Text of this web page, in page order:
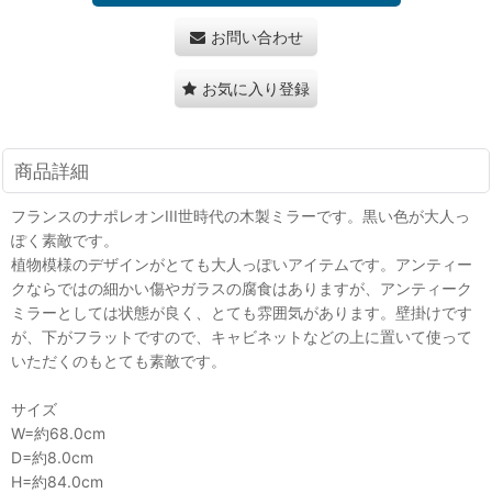
お問い合わせ
お気に入り登録
商品詳細
フランスのナポレオンIII世時代の木製ミラーです。黒い色が大人っ
ぽく素敵です。
植物模様のデザインがとても大人っぽいアイテムです。アンティー
クならではの細かい傷やガラスの腐食はありますが、アンティーク
ミラーとしては状態が良く、とても雰囲気があります。壁掛けです
が、下がフラットですので、キャビネットなどの上に置いて使って
いただくのもとても素敵です。
サイズ
W=約68.0cm
D=約8.0cm
H=約84.0cm